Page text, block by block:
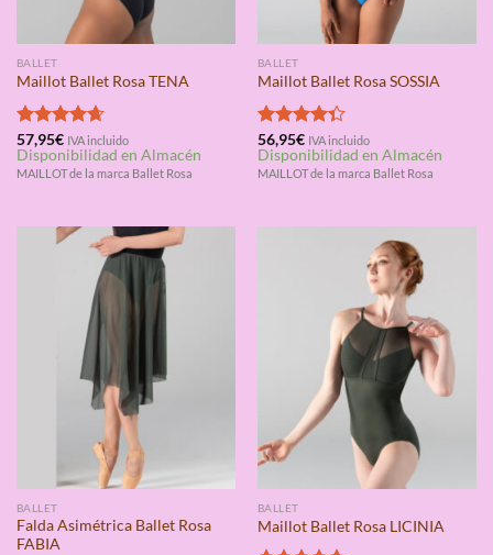
BALLET
Maillot Ballet Rosa TENA
Valorado
con4.67
de 5
57,95€ IVA incluido
Disponibilidad en Almacén
MAILLOT de la marca Ballet Rosa
BALLET
Maillot Ballet Rosa SOSSIA
Valorado
con4.33
de 5
56,95€ IVA incluido
Disponibilidad en Almacén
MAILLOT de la marca Ballet Rosa
BALLET
Falda Asimétrica Ballet Rosa
FABIA
BALLET
Maillot Ballet Rosa LICINIA